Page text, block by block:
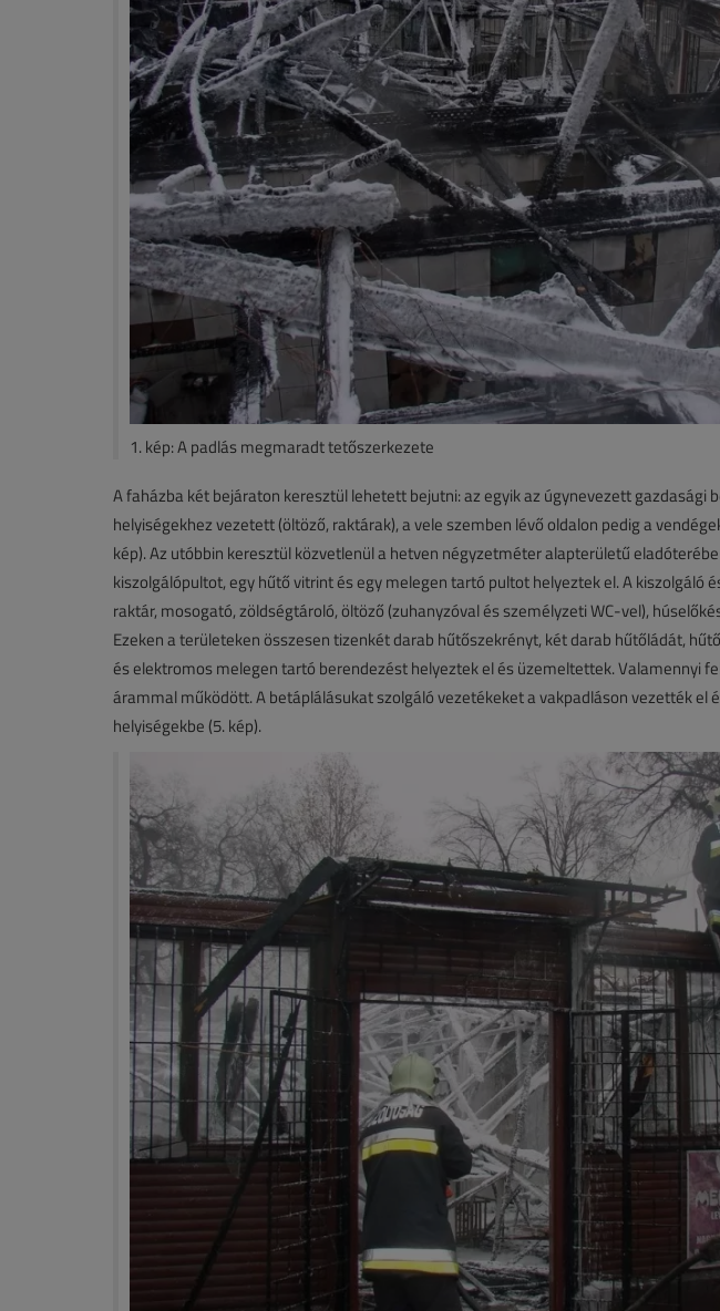
1. kép: A padlás megmaradt tetőszerkezete
A faházba két bejáraton keresztül lehetett bejutni: az egyik az úgynevezett gazdasági
helyiségekhez vezetett (öltöző, raktárak), a vele szemben lévő oldalon pedig a
kép). Az utóbbin keresztül közvetlenül a hetven négyzetméter alapterületű
kiszolgálópultot, egy hűtő vitrint és egy melegen tartó pultot helyeztek el. A kiszolgáló
raktár, mosogató, zöldségtároló, öltöző (zuhanyzóval és személyzeti WC-vel),
Ezeken a területeken összesen tizenkét darab hűtőszekrényt, két darab hűtőládát,
és elektromos melegen tartó berendezést helyeztek el és üzemeltettek. Valamennyi
árammal működött. A betáplálásukat szolgáló vezetékeket a vakpadláson vezették el
helyiségekbe (5. kép).